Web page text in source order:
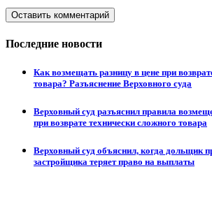
Оставить комментарий
Последние новости
Как возмещать разницу в цене при
товара? Разъяснение Верховного суда
Верховный суд разъяснил правила
при возврате технически сложного товара
Верховный суд объяснил, когда дольщик
застройщика теряет право на выплаты